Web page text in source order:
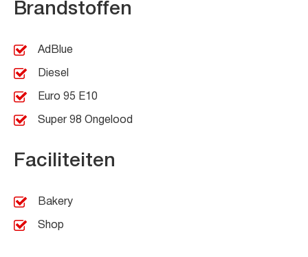
Brandstoffen
AdBlue
Diesel
Euro 95 E10
Super 98 Ongelood
Faciliteiten
Bakery
Shop